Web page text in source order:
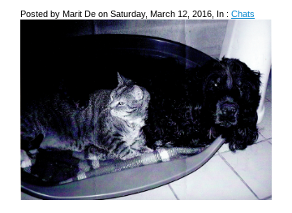
Posted by Marit De on Saturday, March 12, 2016, In : Chats